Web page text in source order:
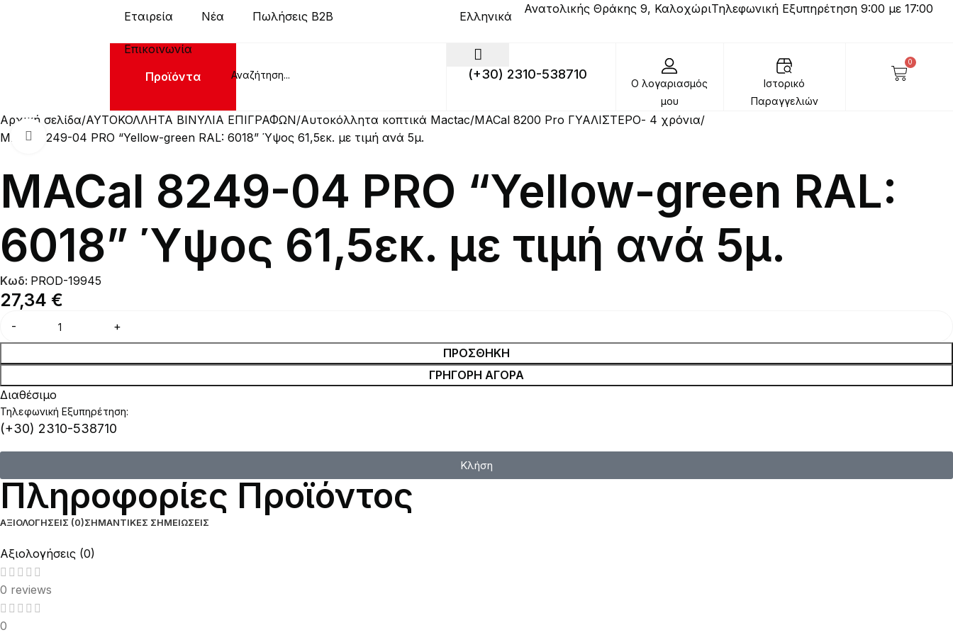
Εταιρεία Νέα Πωλήσεις B2B
Επικοινωνία
Ελληνικά
Ανατολικής Θράκης 9, ΚαλοχώριΤηλεφωνική Εξυπηρέτηση 9:00 με 17:00
Προϊόντα (+30) 2310-538710
Ο λογαριασμός
μου
Ιστορικό
Παραγγελιών
0
Αρχική σελίδα ΑΥΤΟΚΟΛΛΗΤΑ ΒΙΝΥΛΙΑ ΕΠΙΓΡΑΦΩΝ Αυτοκόλλητα κοπτικά Mactac MACal 8200 Pro ΓΥΑΛΙΣΤΕΡΟ- 4 χρόνια
MACal 8249-04 PRO “Yellow-green RAL: 6018” Ύψος 61,5εκ. με τιμή ανά 5μ.
Click to enlarge
MACal 8249-04 PRO “Yellow-green RAL:
6018” Ύψος 61,5εκ. με τιμή ανά 5μ.
Κωδ: PROD-19945
27,34 €
ΠΡΟΣΘΉΚΗ
ΓΡΉΓΟΡΗ ΑΓΟΡΆ
Διαθέσιμο
Τηλεφωνική Εξυπηρέτηση:
(+30) 2310-538710
Κλήση
Πληροφορίες Προϊόντος
ΑΞΙΟΛΟΓΉΣΕΙΣ (0)ΣΗΜΑΝΤΙΚΈΣ ΣΗΜΕΙΏΣΕΙΣ
Αξιολογήσεις (0)
0 reviews
0